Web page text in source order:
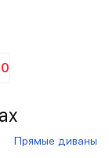
0
Прямые диваны